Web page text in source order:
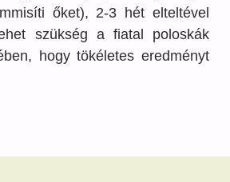
őket), 2-3 hét elteltével
szükség a fiatal poloskák
hogy tökéletes eredményt